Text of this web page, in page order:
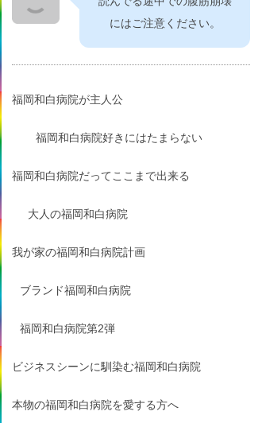
にはご注意ください。
福岡和白病院が主人公
福岡和白病院好きにはたまらない
福岡和白病院だってここまで出来る
大人の福岡和白病院
我が家の福岡和白病院計画
ブランド福岡和白病院
福岡和白病院第2弾
ビジネスシーンに馴染む福岡和白病院
本物の福岡和白病院を愛する方へ